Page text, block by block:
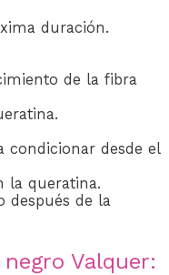
duración.
de la fibra
condicionar desde el
la queratina.
después de la
Valquer: